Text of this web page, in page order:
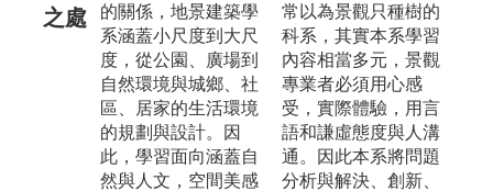
之處
的關係，地景建築學
系涵蓋小尺度到大尺
度，從公園、廣場到
自然環境與城鄉、社
區、居家的生活環境
的規劃與設計。因
此，學習面向涵蓋自
然與人文，空間美感
常以為景觀只種樹的
科系，其實本系學習
內容相當多元，景觀
專業者必須用心感
受，實際體驗，用言
語和謙虛態度與人溝
通。因此本系將問題
分析與解決、創新、